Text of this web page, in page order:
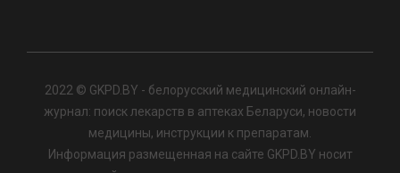
2022 © GKPD.BY - белорусский медицинский онлайн-
журнал: поиск лекарств в аптеках Беларуси, новости
медицины, инструкции к препаратам.
Информация размещенная на сайте GKPD.BY носит